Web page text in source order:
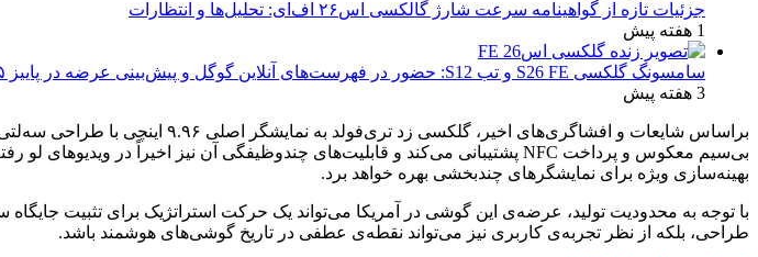
جزئیات تازه از گواهینامه سرعت شارژ گالکسی اس۲۶ اف‌ای: تحلیل‌ها و انتظارات
1 هفته پیش
سامسونگ گلکسی S26 FE و تب S12: حضور در فهرست‌های آنلاین گوگل و پیش‌بینی عرضه در پاییز ۱۴۰۵
3 هفته پیش
بهینه‌سازی ویژه برای نمایشگرهای چندبخشی بهره خواهد برد.
با توجه به محدودیت تولید، عرضه‌ی این گوشی در آمریکا می‌تواند یک حرکت استراتژیک برای تثبیت
طراحی، بلکه از نظر تجربه‌ی کاربری نیز می‌تواند نقطه‌ی عطفی در تاریخ گوشی‌های هوشمند باشد.